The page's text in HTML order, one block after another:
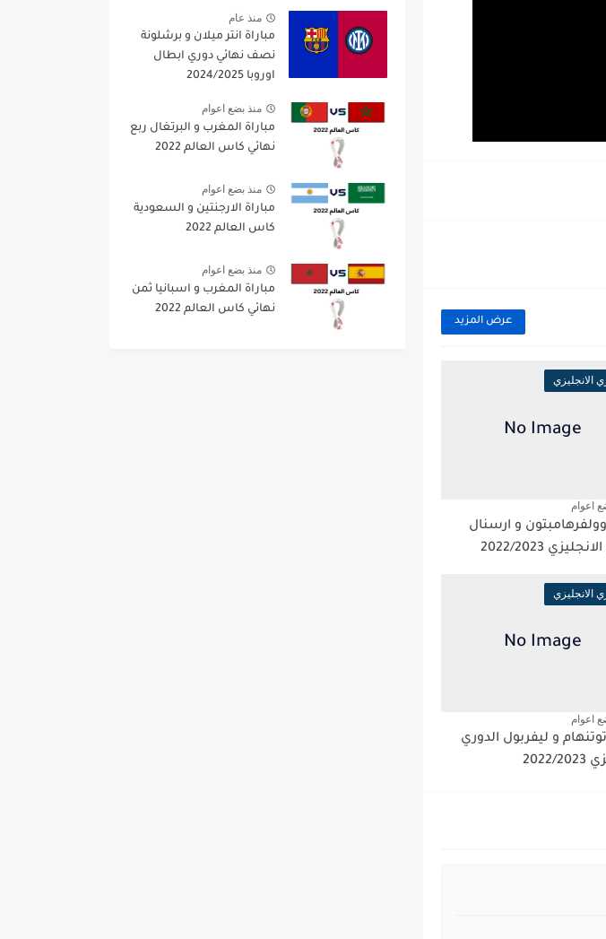
عرض المزيد
الانجليزي
اعوام
وولفرهامبتون و ارسنال
2022/2023
الانجليزي
اعوام
توتنهام و ليفربول الدوري
2023
منذ عام
مباراة انتر ميلان و برشلونة
نصف نهائي دوري ابطال
اوروبا 2024/2025
منذ بضع اعوام
مباراة المغرب و البرتغال ربع
نهائي كاس العالم 2022
منذ بضع اعوام
مباراة الارجنتين و السعودية
كاس العالم 2022
منذ بضع اعوام
مباراة المغرب و اسبانيا ثمن
نهائي كاس العالم 2022